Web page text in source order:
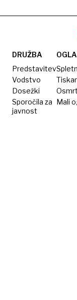
DRUŽBA
Predstavitev
Vodstvo
Dosežki
Sporočila za
javnost
Mali